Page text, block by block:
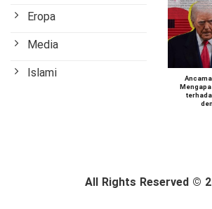
Eropa
Media
Islami
All Rights Reserved ©